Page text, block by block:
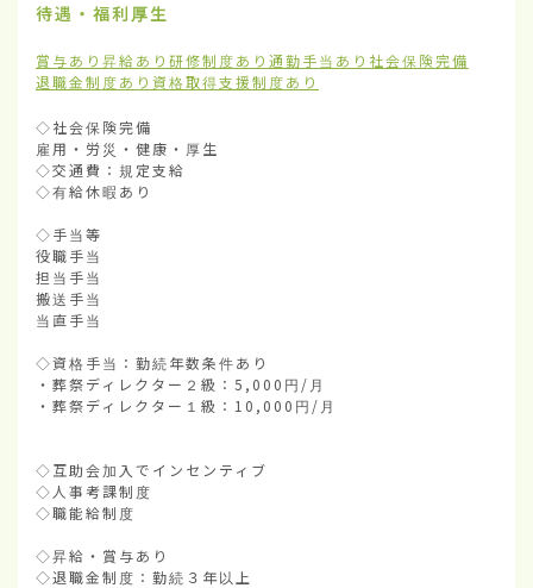
待遇・福利厚生
賞与あり 昇給あり 研修制度あり 通勤手当あり 社会保険完備
退職金制度あり 資格取得支援制度あり
◇社会保険完備
雇用・労災・健康・厚生
◇交通費：規定支給
◇有給休暇あり
◇手当等
役職手当
担当手当
搬送手当
当直手当
◇資格手当：勤続年数条件あり
・葬祭ディレクター２級：5,000円/月
・葬祭ディレクター１級：10,000円/月
◇互助会加入でインセンティブ
◇人事考課制度
◇職能給制度
◇昇給・賞与あり
◇退職金制度：勤続３年以上